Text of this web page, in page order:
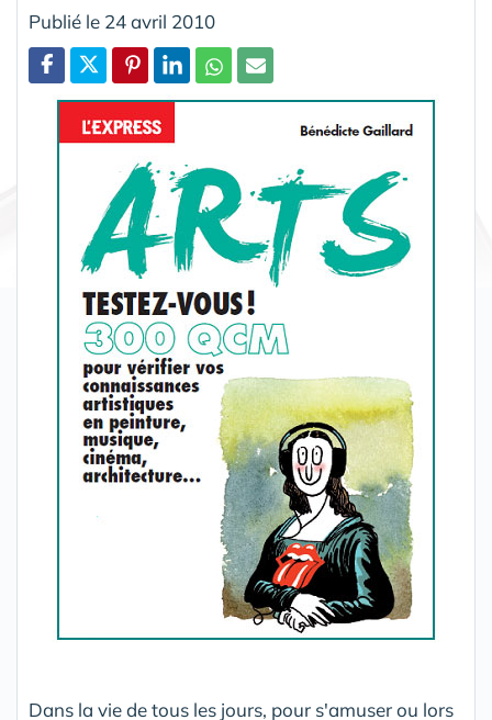
Publié le 24 avril 2010
Dans la vie de tous les jours, pour s'amuser ou lors